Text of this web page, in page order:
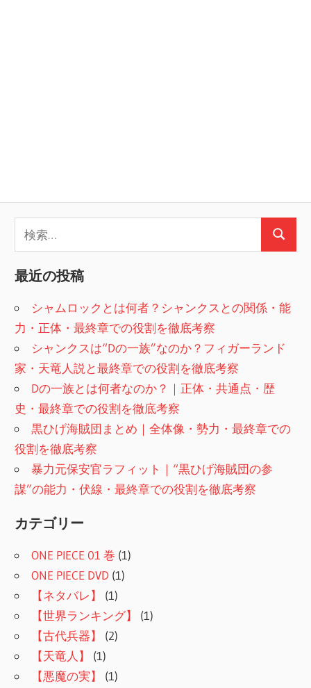
検
最近の投稿
シャムロックとは何者？シャンクスとの関係・能
力・正体・最終章での役割を徹底考察
シャンクスは“Dの一族”なのか？フィガーランド
家・天竜人説と最終章での役割を徹底考察
Dの一族とは何者なのか？｜正体・共通点・歴
史・最終章での役割を徹底考察
黒ひげ海賊団まとめ｜全体像・勢力・最終章での
役割を徹底考察
暴力元保安官ラフィット｜“黒ひげ海賊団の参
謀”の能力・伏線・最終章での役割を徹底考察
カテゴリー
ONE PIECE 01 巻 (1)
ONE PIECE DVD (1)
【ネタバレ】
(1)
【世界ランキング】
(1)
【古代兵器】
(2)
【天竜人】
(1)
【悪魔の実】
(1)